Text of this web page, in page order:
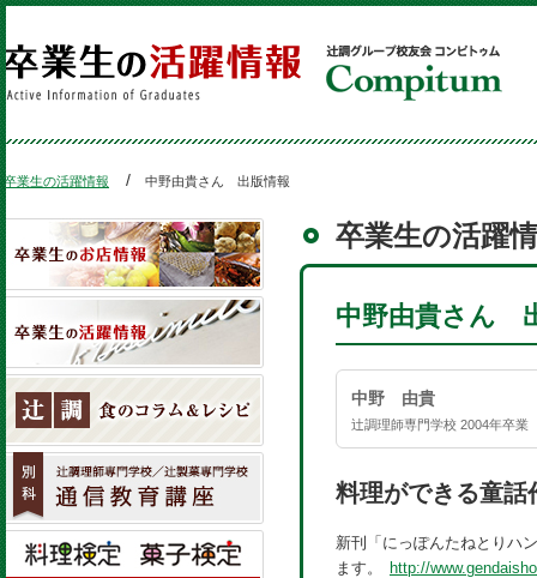
卒業生の活躍情報 中野由貴さん 出版情報
卒業生の活躍
中野由貴さん
中野 由貴
辻調理師専門学校 2004年卒業
料理ができる童話
新刊「にっぽんたねとりハ
ます。
http://